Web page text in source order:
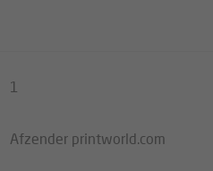
1
Afzender printworld.com